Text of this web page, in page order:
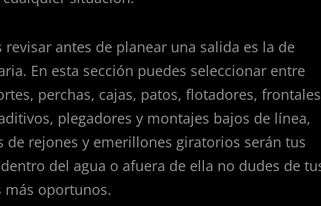
antes de planear una salida es la de
En esta sección puedes seleccionar entre
perchas, cajas, patos, flotadores, frontales
plegadores y montajes bajos de línea,
rejones y emerillones giratorios serán tus
del agua o afuera de ella no dudes de
más oportunos.